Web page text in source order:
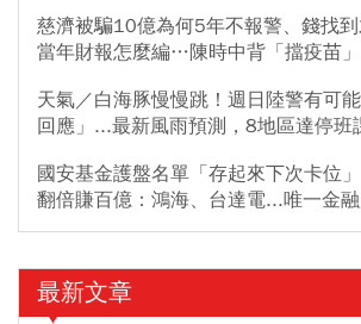
慈濟被騙10億為何5年不報警、錢找到
當年財報怎麼編…陳時中背「擋疫苗
天氣／白海豚慢慢跳！週日陸警有可
回應」...最新風雨預測，8地區達停班
國安基金護盤名單「存起來下次卡位
翻倍賺百億：鴻海、台達電...唯一金
最新文章